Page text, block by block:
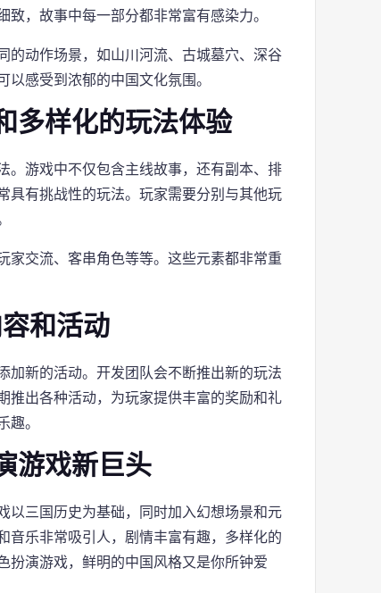
，故事中每一部分都非常富有感染力。
的动作场景，如山川河流、古城墓穴、深谷
感受到浓郁的中国文化氛围。
多样化的玩法体验
。游戏中不仅包含主线故事，还有副本、排
具有挑战性的玩法。玩家需要分别与其他玩
家交流、客串角色等等。这些元素都非常重
和活动
加新的活动。开发团队会不断推出新的玩法
推出各种活动，为玩家提供丰富的奖励和礼
。
游戏新巨头
以三国历史为基础，同时加入幻想场景和元
音乐非常吸引人，剧情丰富有趣，多样化的
扮演游戏，鲜明的中国风格又是你所钟爱